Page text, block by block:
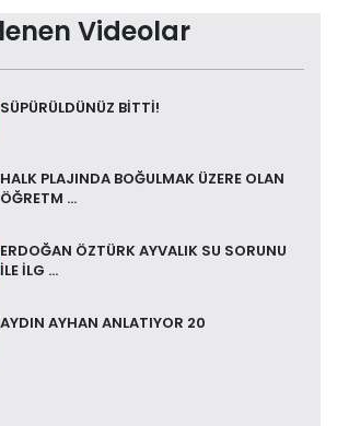
Videolar
SÜPÜRÜLDÜNÜZ BİTTİ!
HALK PLAJINDA BOĞULMAK ÜZERE OLAN
ÖĞRETM ...
ERDOĞAN ÖZTÜRK AYVALIK SU SORUNU
İLE İLG ...
AYDIN AYHAN ANLATIYOR 20